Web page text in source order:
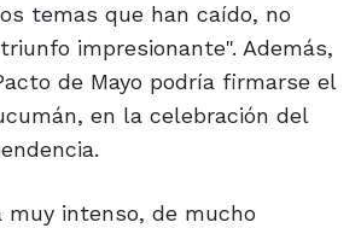
temas que han caído, no
impresionante". Además,
de Mayo podría firmarse el
en la celebración del
muy intenso, de mucho